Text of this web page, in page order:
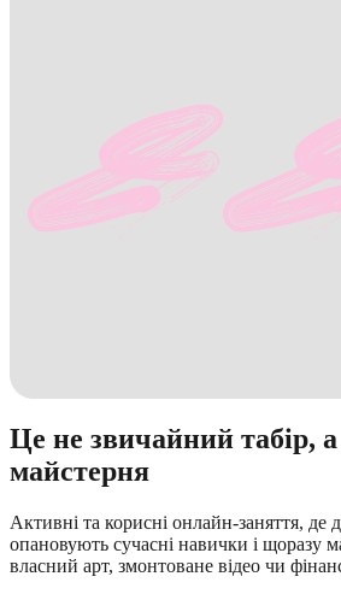
Це не звичайний табір, а
майстерня
Активні та корисні онлайн-заняття, де
опановують сучасні навички і щоразу
власний арт, змонтоване відео чи